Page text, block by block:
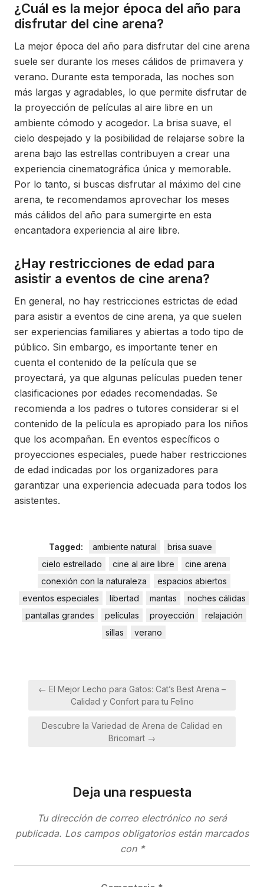
¿Cuál es la mejor época del año para
disfrutar del cine arena?
La mejor época del año para disfrutar del cine arena
suele ser durante los meses cálidos de primavera y
verano. Durante esta temporada, las noches son
más largas y agradables, lo que permite disfrutar de
la proyección de películas al aire libre en un
ambiente cómodo y acogedor. La brisa suave, el
cielo despejado y la posibilidad de relajarse sobre la
arena bajo las estrellas contribuyen a crear una
experiencia cinematográfica única y memorable.
Por lo tanto, si buscas disfrutar al máximo del cine
arena, te recomendamos aprovechar los meses
más cálidos del año para sumergirte en esta
encantadora experiencia al aire libre.
¿Hay restricciones de edad para
asistir a eventos de cine arena?
En general, no hay restricciones estrictas de edad
para asistir a eventos de cine arena, ya que suelen
ser experiencias familiares y abiertas a todo tipo de
público. Sin embargo, es importante tener en
cuenta el contenido de la película que se
proyectará, ya que algunas películas pueden tener
clasificaciones por edades recomendadas. Se
recomienda a los padres o tutores considerar si el
contenido de la película es apropiado para los niños
que los acompañan. En eventos específicos o
proyecciones especiales, puede haber restricciones
de edad indicadas por los organizadores para
garantizar una experiencia adecuada para todos los
asistentes.
Tagged: ambiente natural
brisa suave
cielo estrellado
cine al aire libre
cine arena
conexión con la naturaleza
espacios abiertos
eventos especiales
libertad mantas
noches cálidas
pantallas grandes
películas proyección
relajación
sillas
verano
Navegación
← El Mejor Lecho para Gatos: Cat’s Best Arena –
Calidad y Confort para tu Felino
Descubre la Variedad de Arena de Calidad en
Bricomart →
Deja una respuesta
Tu dirección de correo electrónico no será
publicada. Los campos obligatorios están marcados
con *